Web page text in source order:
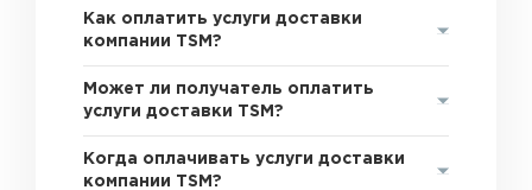
Как оплатить услуги доставки
компании TSM?
Может ли получатель оплатить
услуги доставки TSM?
Когда оплачивать услуги доставки
компании TSM?